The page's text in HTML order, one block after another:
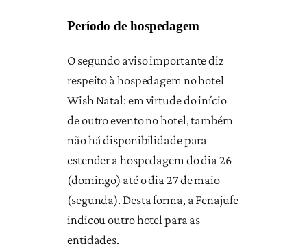
Período de hospedagem
O segundo aviso importante diz
respeito à hospedagem no hotel
Wish Natal: em virtude do início
de outro evento no hotel, também
não há disponibilidade para
estender a hospedagem do dia 26
(domingo) até o dia 27 de maio
(segunda). Desta forma, a Fenajufe
indicou outro hotel para as
entidades.